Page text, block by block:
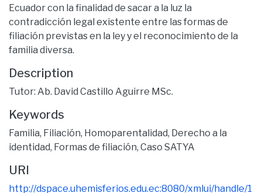
Ecuador con la finalidad de sacar a la luz la
contradicción legal existente entre las formas de
filiación previstas en la ley y el reconocimiento de la
familia diversa.
Description
Tutor: Ab. David Castillo Aguirre MSc.
Keywords
Familia, Filiación, Homoparentalidad, Derecho a la
identidad, Formas de filiación, Caso SATYA
URI
http://dspace.uhemisferios.edu.ec:8080/xmlui/handle/1